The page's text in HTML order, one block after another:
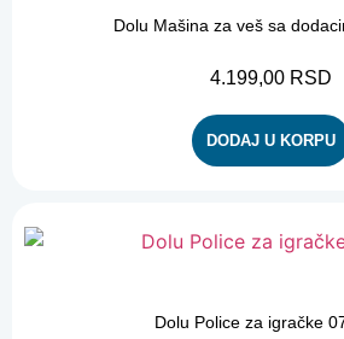
Dolu Mašina za veš sa
4.199,00 RSD
DODAJ U KORPU
Dolu Police za igračke